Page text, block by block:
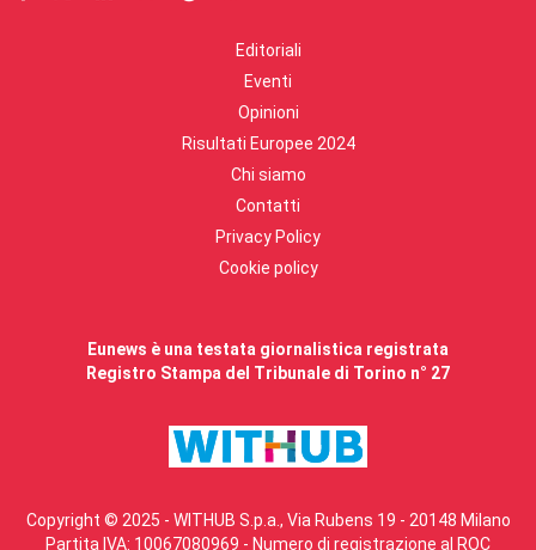
Editoriali
Eventi
Opinioni
Risultati Europee 2024
Chi siamo
Contatti
Privacy Policy
Cookie policy
Eunews è una testata giornalistica registrata
Registro Stampa del Tribunale di Torino n° 27
Copyright © 2025 - WITHUB S.p.a., Via Rubens 19 - 20148 Milano
Partita IVA: 10067080969 - Numero di registrazione al ROC